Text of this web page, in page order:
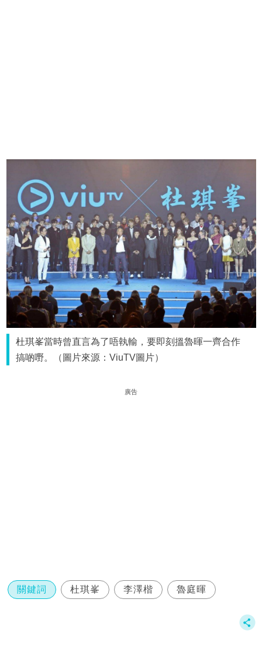
杜琪峯當時曾直言為了唔執輸，要即刻搵魯暉一齊合作
搞啲嘢。（圖片來源：ViuTV圖片）
廣告
關鍵詞 杜琪峯 李澤楷 魯庭暉